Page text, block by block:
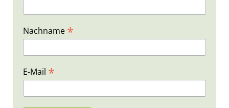
Nachname *
E-Mail *